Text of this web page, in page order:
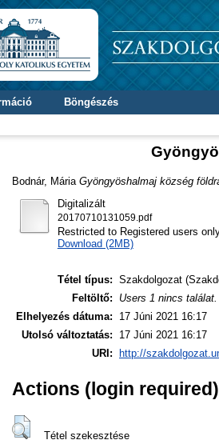
Böngészés
Bodnár, Mária Gyöngyöshalmaj község
Digitalizált
20170710131059.pdf
Restricted to Registered users
Download (2MB)
Tétel típus: Szakdolgozat
Feltöltő:
Users 1 nincs találat.
Elhelyezés dátuma:
17 Júni 2021 16:17
Utolsó változtatás:
17 Júni 2021 16:17
URI:
http://
Actions (login required)
Tétel szekesztése